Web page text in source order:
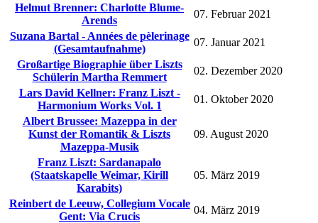
Helmut Brenner: Charlotte Blume-
Arends
07. Februar 2021
Suzana Bartal - Années de pèlerinage
(Gesamtaufnahme)
07. Januar 2021
Großartige Biographie über Liszts
Schülerin Martha Remmert
02. Dezember 2020
Lars David Kellner: Franz Liszt -
Harmonium Works Vol. 1
01. Oktober 2020
Albert Brussee: Mazeppa in der
Kunst der Romantik & Liszts
Mazeppa-Musik
09. August 2020
Franz Liszt: Sardanapalo
(Staatskapelle Weimar, Kirill
Karabits)
05. März 2019
Reinbert de Leeuw, Collegium Vocale
Gent: Via Crucis
04. März 2019